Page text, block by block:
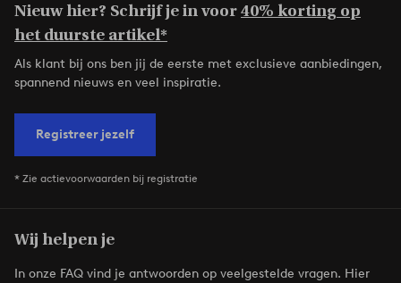
Nieuw hier? Schrijf je in voor40% korting op
het duurste artikel*
Als klant bij ons ben jij de eerste met exclusieve aanbiedingen,
spannend nieuws en veel inspiratie.
Registreer jezelf
* Zie actievoorwaarden bij registratie
Wij helpen je
In onze FAQ vind je antwoorden op veelgestelde vragen. Hier